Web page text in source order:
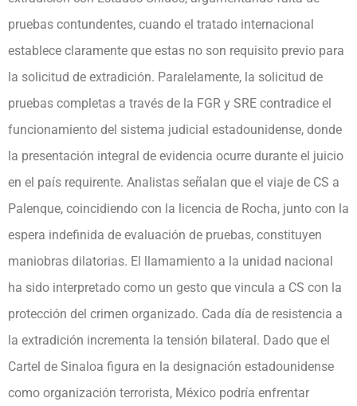
pruebas contundentes, cuando el tratado internacional
establece claramente que estas no son requisito previo para
la solicitud de extradición. Paralelamente, la solicitud de
pruebas completas a través de la FGR y SRE contradice el
funcionamiento del sistema judicial estadounidense, donde
la presentación integral de evidencia ocurre durante el juicio
en el país requirente. Analistas señalan que el viaje de CS a
Palenque, coincidiendo con la licencia de Rocha, junto con la
espera indefinida de evaluación de pruebas, constituyen
maniobras dilatorias. El llamamiento a la unidad nacional
ha sido interpretado como un gesto que vincula a CS con la
protección del crimen organizado. Cada día de resistencia a
la extradición incrementa la tensión bilateral. Dado que el
Cartel de Sinaloa figura en la designación estadounidense
como organización terrorista, México podría enfrentar